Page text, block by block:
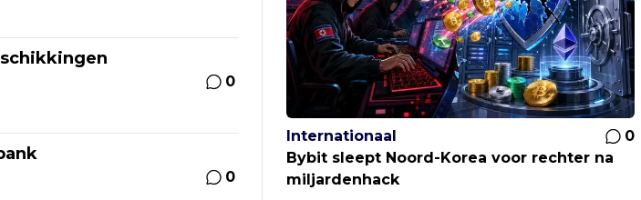
0
0
Internationaal
0
Bybit sleept Noord-Korea voor rechter na
miljardenhack